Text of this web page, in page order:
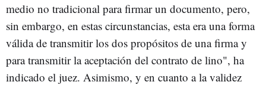
medio no tradicional para firmar un documento, pero,
sin embargo, en estas circunstancias, esta era una forma
válida de transmitir los dos propósitos de una firma y
para transmitir la aceptación del contrato de lino", ha
indicado el juez. Asimismo, y en cuanto a la validez